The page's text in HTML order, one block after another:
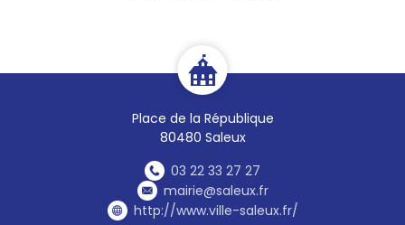
Place de la République
80480 Saleux
03 22 33 27 27
mairie@saleux.fr
http://www.ville-saleux.fr/